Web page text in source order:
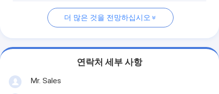
더 많은 것을 전망하십시오
연락처 세부 사항
Mr. Sales